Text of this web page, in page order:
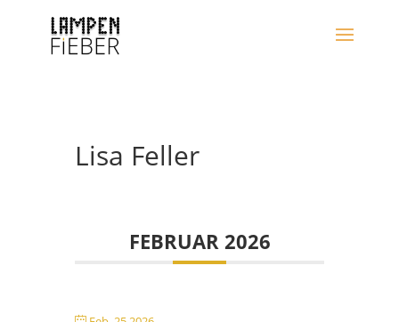
Lisa Feller
FEBRUAR 2026